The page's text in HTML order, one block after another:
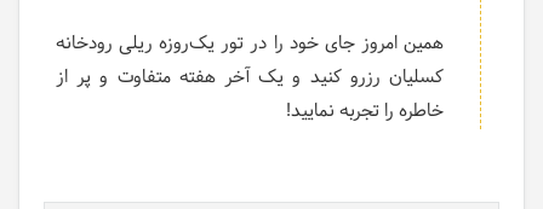
همین امروز جای خود را در تور یک‌روزه ریلی رودخانه
کسلیان رزرو کنید و یک آخر هفته متفاوت و پر از
خاطره را تجربه نمایید!